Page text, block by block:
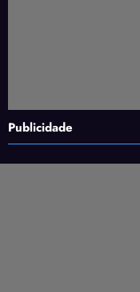
Publicidade